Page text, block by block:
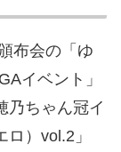
布会の「ゆ
イベント」
乃ちゃん冠イ
）vol.2」